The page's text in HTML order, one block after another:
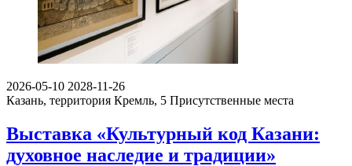
2026-05-10 2028-11-26
Казань, территория Кремль, 5 Присутственные места
Выставка «Культурный код Казани:
духовное наследие и традиции»